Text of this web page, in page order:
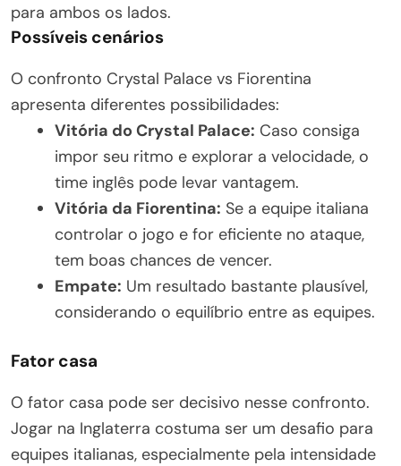
para ambos os lados.
Possíveis cenários
O confronto Crystal Palace vs Fiorentina
apresenta diferentes possibilidades:
Vitória do Crystal Palace: Caso consiga
impor seu ritmo e explorar a velocidade, o
time inglês pode levar vantagem.
Vitória da Fiorentina: Se a equipe italiana
controlar o jogo e for eficiente no ataque,
tem boas chances de vencer.
Empate: Um resultado bastante plausível,
considerando o equilíbrio entre as equipes.
Fator casa
O fator casa pode ser decisivo nesse confronto.
Jogar na Inglaterra costuma ser um desafio para
equipes italianas, especialmente pela intensidade